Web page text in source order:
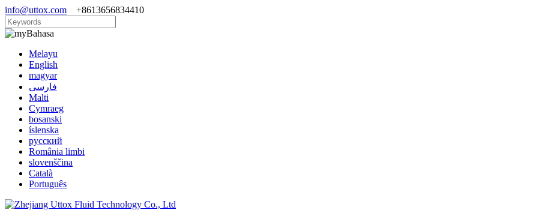
info@uttox.com +8613656834410
Bahasa
Melayu
English
magyar
فارسی
Malti
Cymraeg
bosanski
íslenska
русский
România limbi
slovenščina
Català
Português